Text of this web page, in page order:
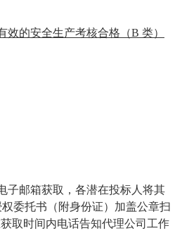
效的安全生产考核合格（B 类）
子邮箱获取， 各潜在投标人 将其
委托书（附身份证）加盖公章扫
取时间内电话告知代理公司工作